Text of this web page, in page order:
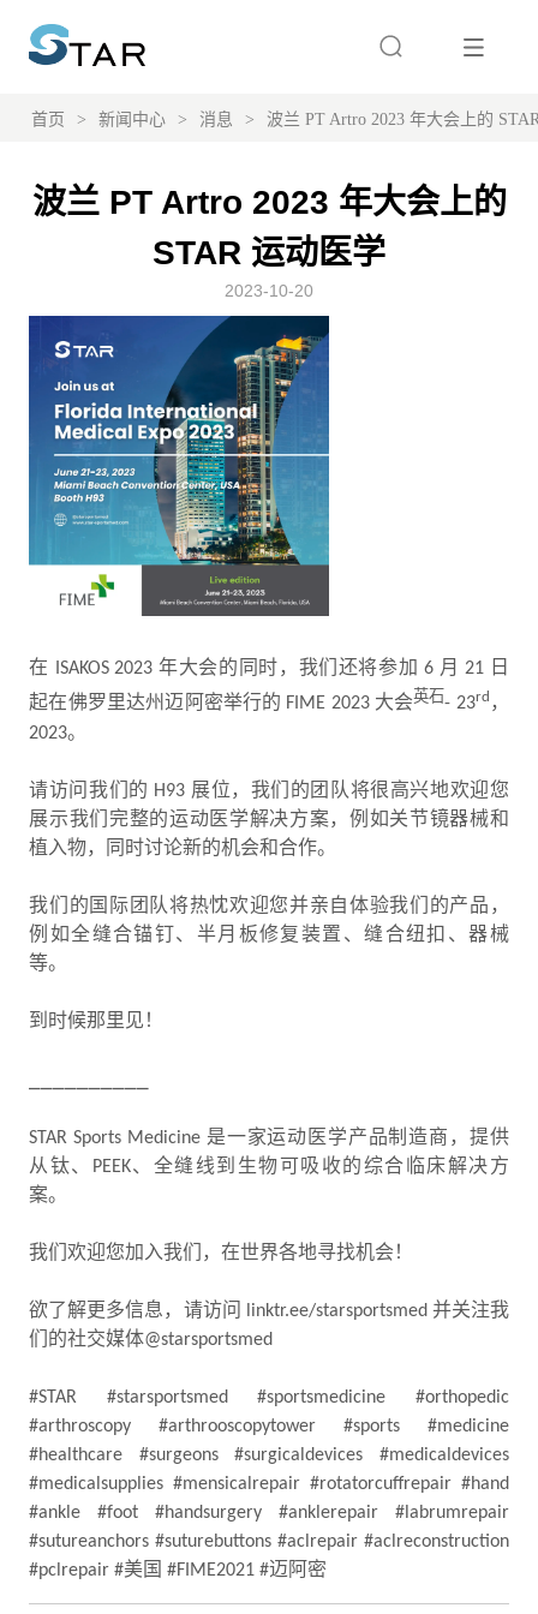
首页 > 新闻中心 > 消息 > 波兰 PT Artro 2023 年大会上的
波兰 PT Artro 2023 年大会上的
STAR 运动医学
2023-10-20